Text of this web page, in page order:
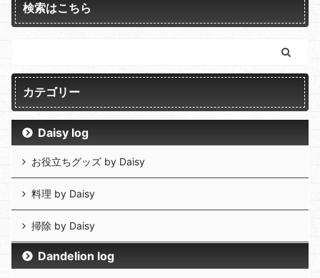
検索はこちら
カテゴリー
Daisy log
お役立ちグッズ by Daisy
料理 by Daisy
掃除 by Daisy
Dandelion log